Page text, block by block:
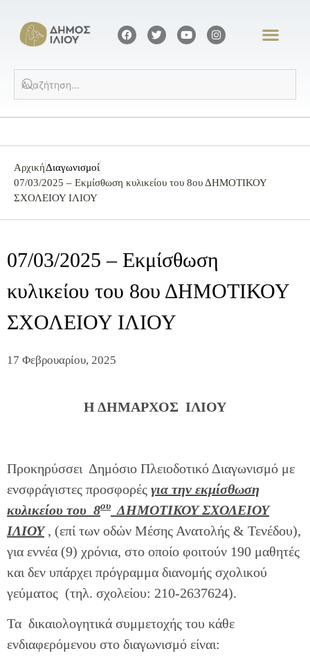
ΑρχικήΔιαγωνισμοί
07/03/2025 – Eκμίσθωση κυλικείου του 8ου ΔΗΜΟΤΙΚΟΥ
ΣΧΟΛΕΙΟΥ ΙΛΙΟΥ
07/03/2025 – Eκμίσθωση
κυλικείου του 8ου ΔΗΜΟΤΙΚΟΥ
ΣΧΟΛΕΙΟΥ ΙΛΙΟΥ
17 Φεβρουαρίου, 2025
Η ΔΗΜΑΡΧΟΣ ΙΛΙΟΥ
Προκηρύσσει Δημόσιο Πλειοδοτικό Διαγωνισμό με
ενσφράγιστες προσφορές για την εκμίσθωση
κυλικείου του 8ου ΔΗΜΟΤΙΚΟΥ ΣΧΟΛΕΙΟΥ
ΙΛΙΟΥ, (επί των οδών Μέσης Ανατολής & Τενέδου),
για εννέα (9) χρόνια, στο οποίο φοιτούν 190 μαθητές
και δεν υπάρχει πρόγραμμα διανομής σχολικού
γεύματος (τηλ. σχολείου: 210-2637624).
Τα δικαιολογητικά συμμετοχής του κάθε
ενδιαφερόμενου στο διαγωνισμό είναι: